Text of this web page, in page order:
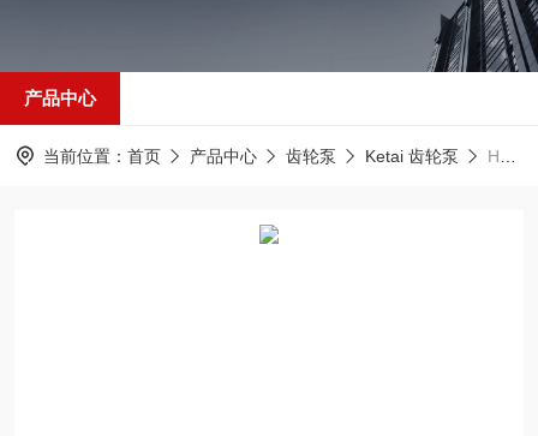
产品中心
当前位置： 首页 产品中心 齿轮泵 Ketai 齿轮泵 HDA2D20B15L30P12-BKetai齿轮泵